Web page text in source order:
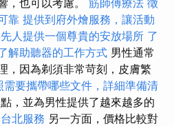
，也可以考慮。 筋師傅療法 徵
靠 提供到府外燴服務，讓活動
人提供一個尊貴的安放場所 了
解助聽器的工作方式 男性通常
，因為剃須非常苛刻，皮膚繁
需要攜帶哪些文件，詳細準備清
，並為男性提供了越來越多的
北服務 另一方面，價格比較對